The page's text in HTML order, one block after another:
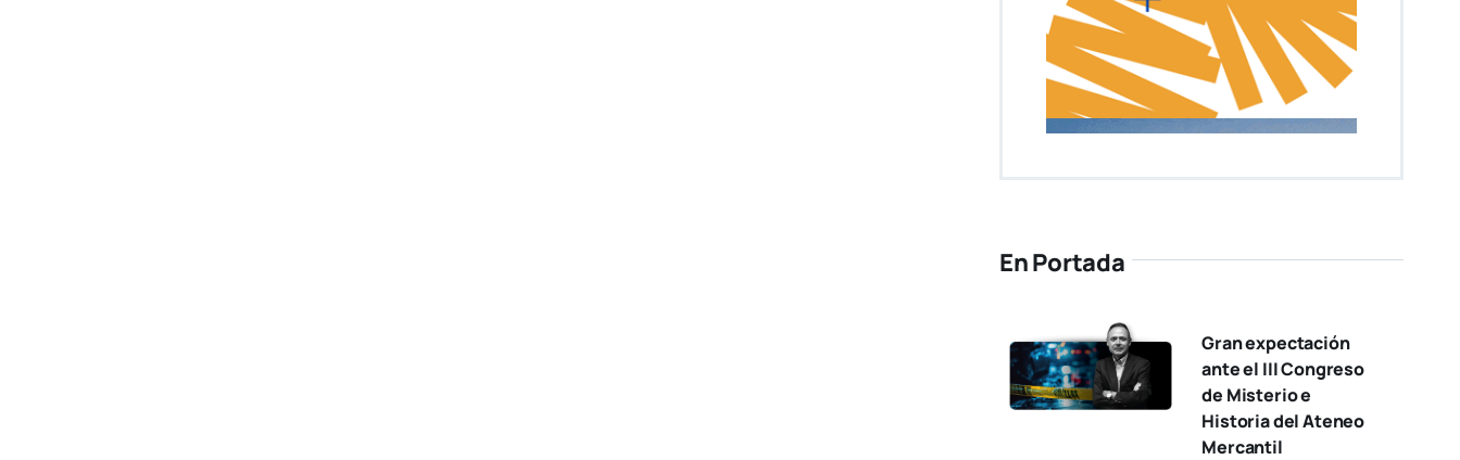
En Portada
Gran expectación
ante el III Congreso
de Misterio e
Historia del Ateneo
Mercantil